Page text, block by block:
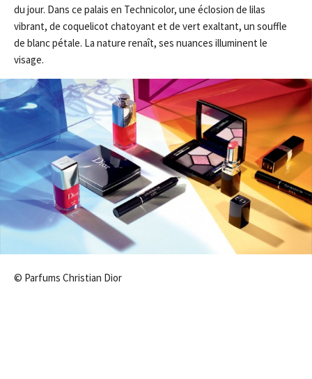
du jour. Dans ce palais en Technicolor, une éclosion de lilas
vibrant, de coquelicot chatoyant et de vert exaltant, un souffle
de blanc pétale. La nature renaît, ses nuances illuminent le
visage.
© Parfums Christian Dior